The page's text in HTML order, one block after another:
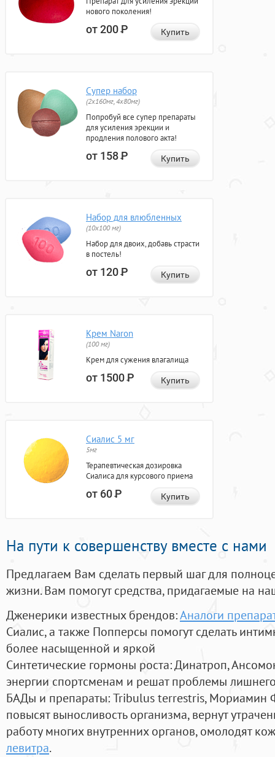
нового поколения!
от 200Р Купить
Супер набор
(2х160мг, 4х80мг)
Попробуй все супер препараты
для усиления эрекции и
продления полового акта!
от 158Р Купить
Набор для влюбленных
(10х100 мг)
Набор для двоих, добавь страсти
в постель!
от 120Р Купить
Крем Naron
(100 мг)
Крем для сужения влагалища
от 1500Р Купить
Сиалис 5 мг
5мг
Терапевтическая дозировка
Сиалиса для курсового приема
от 60Р Купить
На пути к совершенству вместе с нами
Предлагаем Вам сделать первый шаг для
жизни. Вам помогут средства, придагаемые на
Дженерики известных брендов:Аналоги
Сиалис, а также Попперсы помогут сделать
более насыщенной и яркой
Синтетические гормоны роста: Динатроп,
энергии спортсменам и решат проблемы
БАДы и препараты:Tribulus terrestris, Мориамин
повысят выносливость организма, вернут
работу многих внутренних органов, омолодят
левитра.